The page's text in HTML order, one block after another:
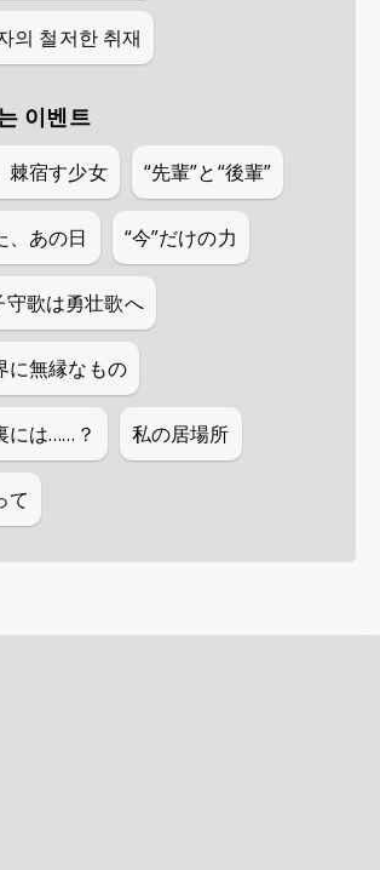
의 철저한 취재
이벤트
棘宿す少女 “先輩”と“後輩”
、あの日 “今”だけの力
守歌は勇壮歌へ
に無縁なもの
には……？ 私の居場所
て